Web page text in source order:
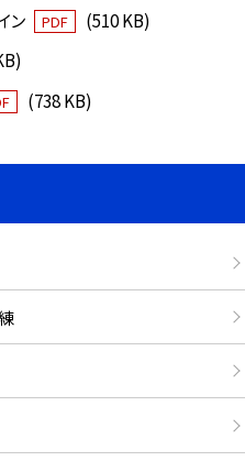
ン PDF
(510 KB)
(738 KB)